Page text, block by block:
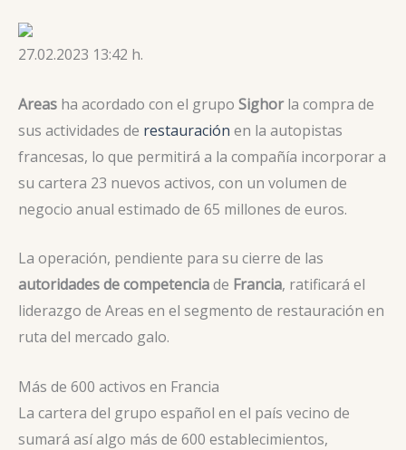
27.02.2023 13:42 h.
Areas ha acordado con el grupo Sighorla compra de
sus actividades de restauración en la autopistas
francesas, lo que permitirá a la compañía incorporar a
su cartera 23 nuevos activos, con un volumen de
negocio anual estimado de 65 millones de euros.
La operación, pendiente para su cierre de las
autoridades de competenciade Francia, ratificará el
liderazgo de Areas en el segmento de restauración en
ruta del mercado galo.
Más de 600 activos en Francia
La cartera del grupo español en el país vecino de
sumará así algo más de 600 establecimientos,